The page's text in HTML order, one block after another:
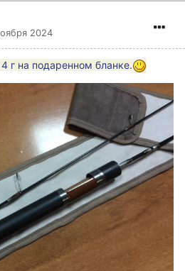
2024
г на подаренном бланке.